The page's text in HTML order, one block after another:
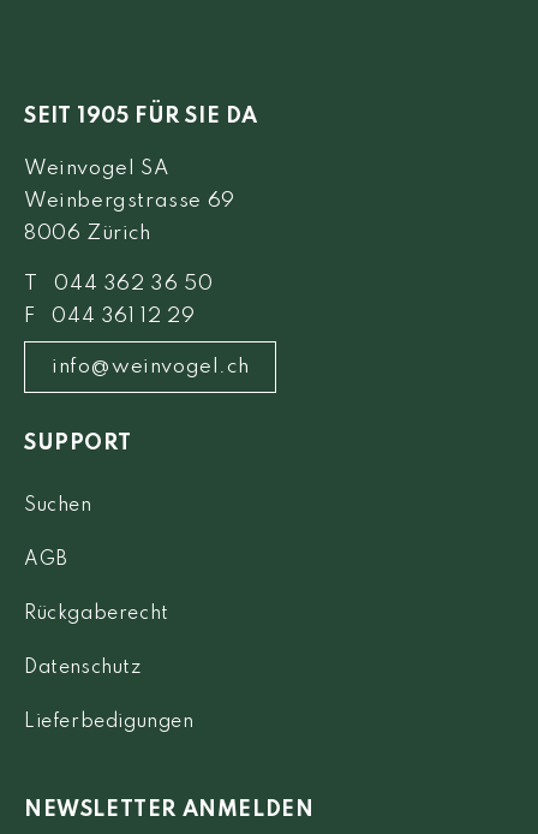
SEIT 1905 FÜR SIE DA
Weinvogel SA
Weinbergstrasse 69
8006 Zürich
T 044 362 36 50
F 044 361 12 29
info@weinvogel.ch
SUPPORT
Suchen
AGB
Rückgaberecht
Datenschutz
Lieferbedigungen
NEWSLETTER ANMELDEN